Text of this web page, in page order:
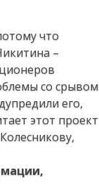
что
–
со срывом
его,
этот проект